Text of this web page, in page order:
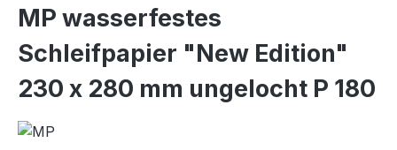
MP wasserfestes
Schleifpapier "New Edition"
230 x 280 mm ungelocht P 180